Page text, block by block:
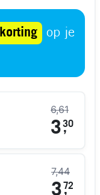
op je
6,61
3,
30
7,44
3 ,72